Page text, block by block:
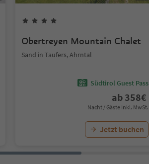
Obertreyen Mountain Chalet
Sand in Taufers, Ahrntal
Südtirol Guest Pass
ab 358€
Nacht / Gäste Inkl. MwSt.
Jetzt buchen